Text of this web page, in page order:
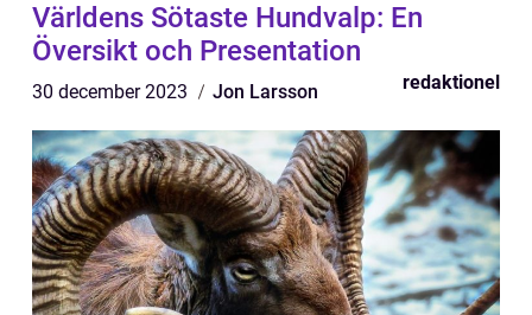
Världens Sötaste Hundvalp: En
Översikt och Presentation
30 december 2023 Jon Larsson redaktionel